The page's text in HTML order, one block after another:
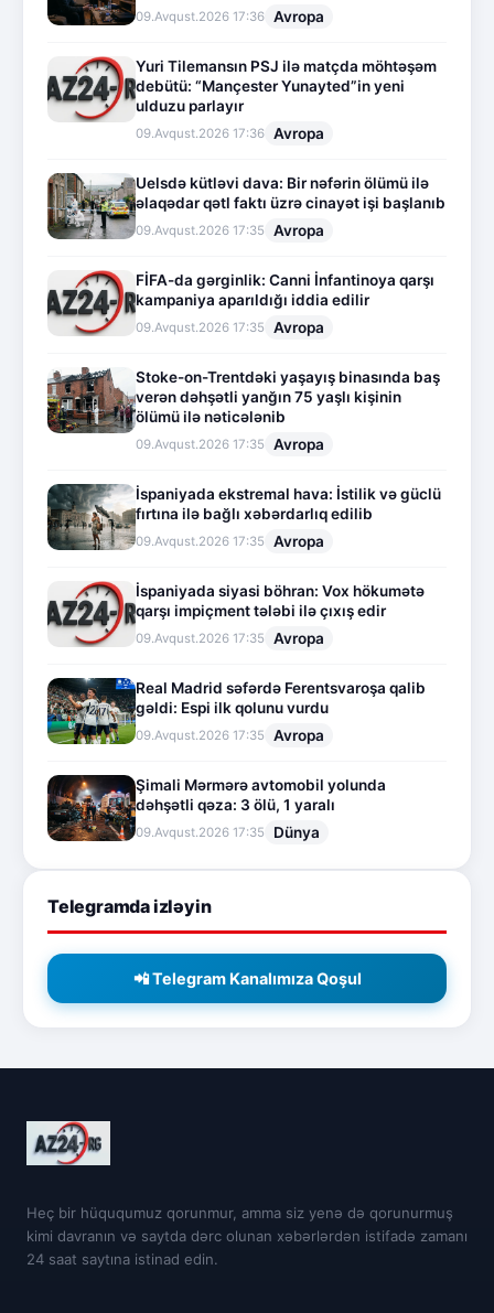
09.Avqust.2026 17:36 Avropa
Yuri Tilemansın PSJ ilə matçda möhtəşəm
debütü: “Mançester Yunayted”in yeni
ulduzu parlayır
09.Avqust.2026 17:36 Avropa
Uelsdə kütləvi dava: Bir nəfərin ölümü ilə
əlaqədar qətl faktı üzrə cinayət işi başlanıb
09.Avqust.2026 17:35 Avropa
FİFA-da gərginlik: Canni İnfantinoya qarşı
kampaniya aparıldığı iddia edilir
09.Avqust.2026 17:35 Avropa
Stoke-on-Trentdəki yaşayış binasında baş
verən dəhşətli yanğın 75 yaşlı kişinin
ölümü ilə nəticələnib
09.Avqust.2026 17:35 Avropa
İspaniyada ekstremal hava: İstilik və güclü
fırtına ilə bağlı xəbərdarlıq edilib
09.Avqust.2026 17:35 Avropa
İspaniyada siyasi böhran: Vox hökumətə
qarşı impiçment tələbi ilə çıxış edir
09.Avqust.2026 17:35 Avropa
Real Madrid səfərdə Ferentsvaroşa qalib
gəldi: Espi ilk qolunu vurdu
09.Avqust.2026 17:35 Avropa
Şimali Mərmərə avtomobil yolunda
dəhşətli qəza: 3 ölü, 1 yaralı
09.Avqust.2026 17:35 Dünya
Telegramda izləyin
📲 Telegram Kanalımıza Qoşul
Heç bir hüququmuz qorunmur, amma siz yenə də qorunurmuş
kimi davranın və saytda dərc olunan xəbərlərdən istifadə zamanı
24 saat saytına istinad edin.